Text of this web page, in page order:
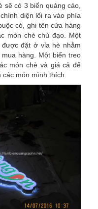
sẽ có 3 biển quảng cáo,
diện lối ra vào phía
có, ghi tên cửa hàng
món chè chủ đạo. Một
đặt ở vỉa hè nhằm
hàng. Một biển treo
món chè và giá cả để
món mình thích.